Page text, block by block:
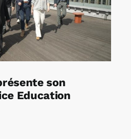
son
Education